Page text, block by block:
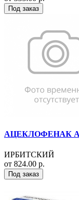
Под заказ
АЦЕКЛОФЕНАК
ИРБИТСКИЙ
от 824.00 р.
Под заказ